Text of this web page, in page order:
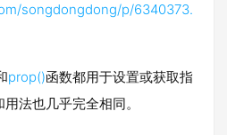
songdongdong/p/6340373.
prop()函数都用于设置或获取指
法也几乎完全相同。